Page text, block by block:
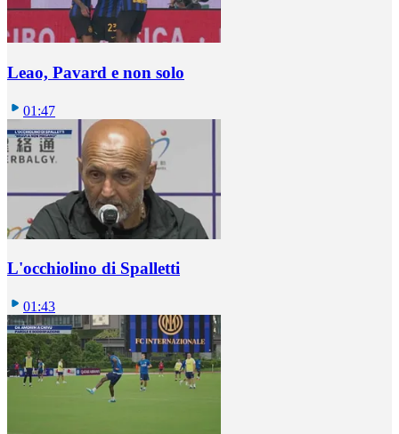
Leao, Pavard e non solo
01:47
L'occhiolino di Spalletti
01:43